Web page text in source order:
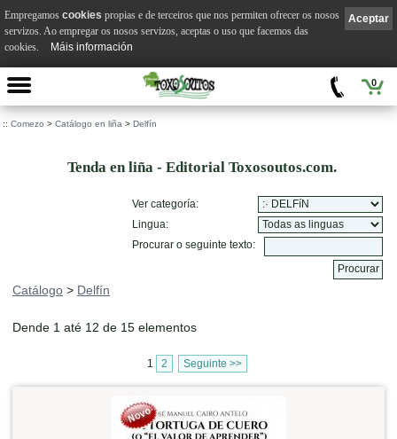
0
:: Comezo > Catálogo en liña > Delfín
Tenda en liña - Editorial Toxosoutos.com.
Ver categoría:
Lingua:
Procurar o seguinte texto:
Catálogo > Delfín
Dende 1 até 12 de 15 elementos
1 2 Seguinte >>
Aceptar
Empregamos cookies propias e de terceiros que nos permiten ofrecer os nosos
servizos. Ao empregar os nosos servizos, aceptas o uso que facemos das
cookies.
Máis información